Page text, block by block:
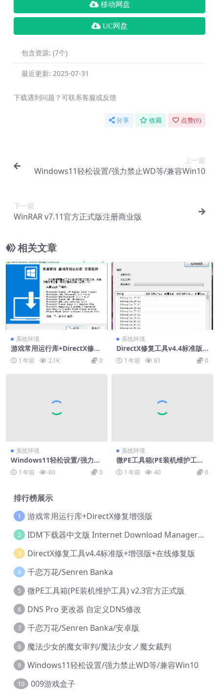
移动网盘
UC网盘
包含资源: (7个)
最近更新: 2025-07-31
下载遇到问题？可联系客服或反馈
分享 收藏 点赞(0)
上一篇
Windows11轻松设置/强力禁止WD等/兼容Win10
下一篇
WinRAR v7.11官方正式版注册商业版
相关文章
系统环境
游戏常用运行库+DirectX修复
增强版
1 年前 2.1K 0
系统环境
DirectX修复工具v4.4标准版
+增强版+在线修复版
1 年前 61 0
系统环境
Windows11轻松设置/强力禁
止WD等/兼容Win10
1 年前 60 0
系统环境
微PE工具箱(PE装机维护工具)
v2.3官方正式版
1 年前 40 0
排行榜展示
1 游戏常用运行库+DirectX修复增强版
2 IDM下载器中文版 Internet Download Manager v6.42.36 IDM
3 DirectX修复工具v4.4标准版+增强版+在线修复版
4 千恋万花/Senren Banka
5 微PE工具箱(PE装机维护工具) v2.3官方正式版
6 DNS Pro 更改器 自定义DNS修改
7 千恋万花/Senren Banka/安卓版
8 魔法少女的魔女审判/魔法少女ノ魔女裁判
9 Windows11轻松设置/强力禁止WD等/兼容Win10
10 009游戏盒子